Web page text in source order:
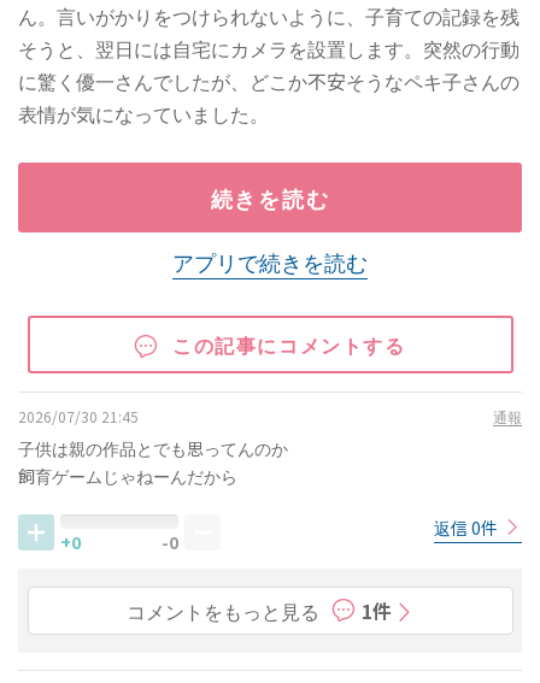
ん。言いがかりをつけられないように、子育ての記録を残
そうと、翌日には自宅にカメラを設置します。突然の行動
に驚く優一さんでしたが、どこか不安そうなペキ子さんの
表情が気になっていました。
続きを読む
アプリで続きを読む
この記事にコメントする
2026/07/30 21:45 通報
子供は親の作品とでも思ってんのか
飼育ゲームじゃねーんだから
+0 -0
返信 0件
コメントをもっと見る 1件